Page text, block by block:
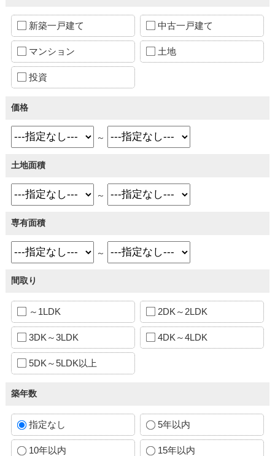
新築一戸建て 中古一戸建て
マンション 土地
投資
価格
～
土地面積
～
専有面積
～
間取り
～1LDK 2DK～2LDK
3DK～3LDK 4DK～4LDK
5DK～5LDK以上
築年数
指定なし 5年以内
10年以内 15年以内